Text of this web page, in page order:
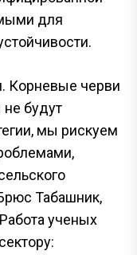
для
Корневые черви
будут
мы рискуем
Табашник,
ученых